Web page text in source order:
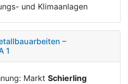
und Klimaanlagen
–
1
Markt Schierling